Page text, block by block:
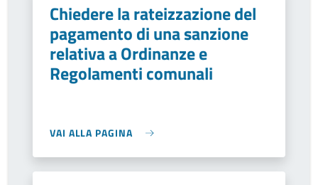
Chiedere la rateizzazione del
pagamento di una sanzione
relativa a Ordinanze e
Regolamenti comunali
VAI ALLA PAGINA